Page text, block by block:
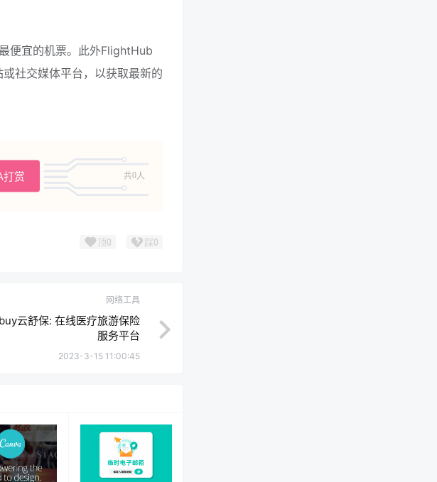
便宜的机票。此外FlightHub
社交媒体平台，以获取最新的
打赏 共0人
顶0 踩0
网络工具
云舒保: 在线医疗旅游保险
服务平台
2023-3-15 11:00:45